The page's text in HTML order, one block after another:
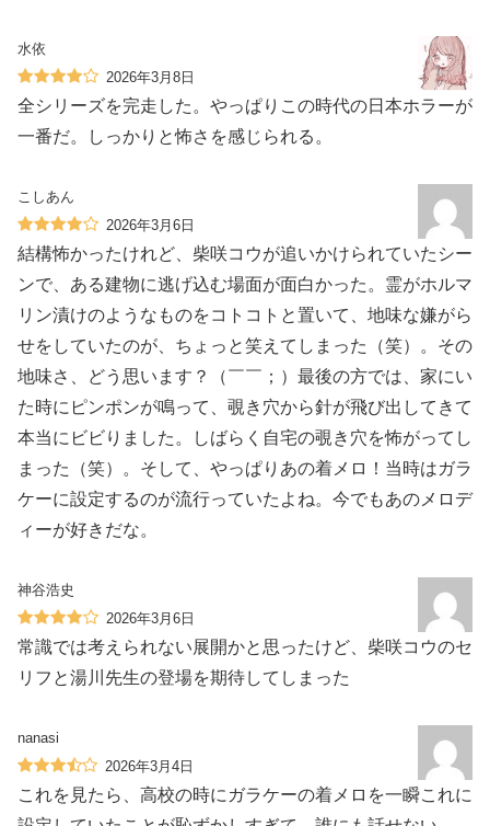
水依
2026年3月8日
全シリーズを完走した。やっぱりこの時代の日本ホラーが
一番だ。しっかりと怖さを感じられる。
こしあん
2026年3月6日
結構怖かったけれど、柴咲コウが追いかけられていたシー
ンで、ある建物に逃げ込む場面が面白かった。霊がホルマ
リン漬けのようなものをコトコトと置いて、地味な嫌がら
せをしていたのが、ちょっと笑えてしまった（笑）。その
地味さ、どう思います？（￣￣；）最後の方では、家にい
た時にピンポンが鳴って、覗き穴から針が飛び出してきて
本当にビビりました。しばらく自宅の覗き穴を怖がってし
まった（笑）。そして、やっぱりあの着メロ！当時はガラ
ケーに設定するのが流行っていたよね。今でもあのメロデ
ィーが好きだな。
神谷浩史
2026年3月6日
常識では考えられない展開かと思ったけど、柴咲コウのセ
リフと湯川先生の登場を期待してしまった
nanasi
2026年3月4日
これを見たら、高校の時にガラケーの着メロを一瞬これに